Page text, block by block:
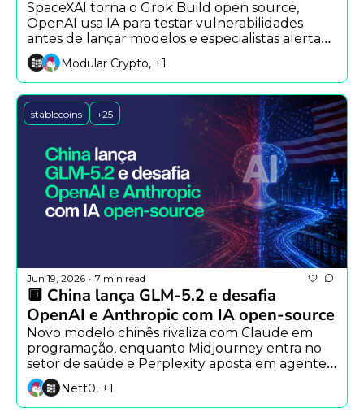
SpaceXAI torna o Grok Build open source,
OpenAI usa IA para testar vulnerabilidades
antes de lançar modelos e especialistas alertam
para impactos econômicos da IA.
Modular Crypto, +1
stablecoins +25
Jun 19, 2026 • 7 min read
🔲 China lança GLM-5.2 e desafia
OpenAI e Anthropic com IA open-source
Novo modelo chinês rivaliza com Claude em
programação, enquanto Midjourney entra no
setor de saúde e Perplexity aposta em agentes
que aprendem com a própria experiência.
Nett0, +1